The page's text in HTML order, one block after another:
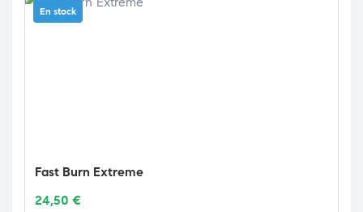
En stock
Fast Burn Extreme
24,50 €